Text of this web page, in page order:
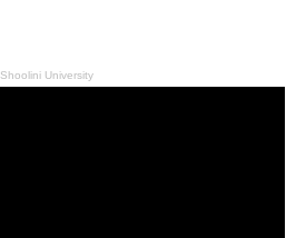
Shoolini University